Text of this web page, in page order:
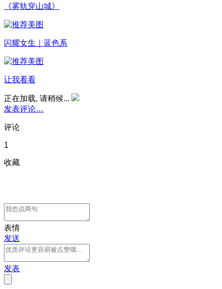
《雾轨穿山城》
闪耀女生｜蓝色系
让我看看
正在加载, 请稍候...
发表评论…
评论
1
收藏
表情
发送
发表